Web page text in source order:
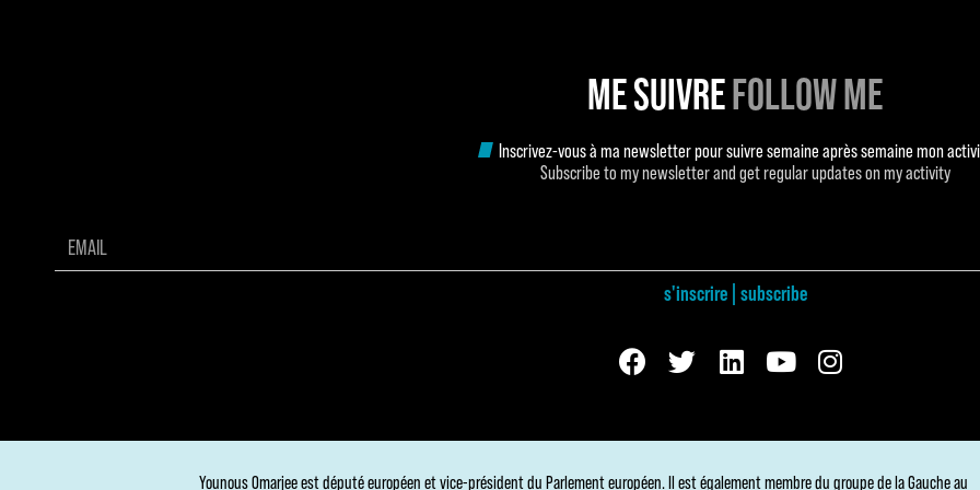
ME SUIVREFOLLOW ME
Inscrivez-vous à ma newsletter pour suivre semaine après semaine mon
Subscribe to my newsletter and get regular updates on my activity
s'inscrire | subscribe
Younous Omarjee est député européen et vice-président du Parlement européen. Il est également membre du groupe de la Gauche au